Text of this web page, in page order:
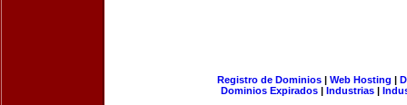
Registro de Dominios| Web Hosting |
Dominios Expirados | Industrias |